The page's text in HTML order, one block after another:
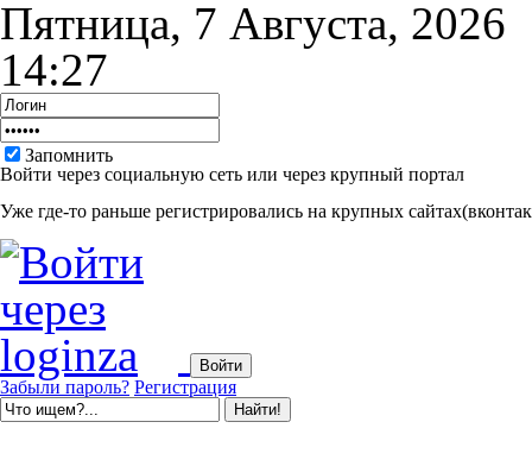
Пятница, 7 Августа, 2026
14:27
Запомнить
Войти через социальную сеть или через крупный портал
Уже где-то раньше регистрировались на крупных
Забыли пароль? Регистрация